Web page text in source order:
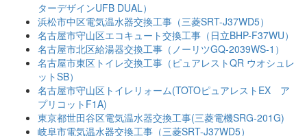
ターデザインUFB DUAL）
浜松市中区電気温水器交換工事（三菱SRT-J37WD5）
名古屋市守山区エコキュート交換工事（日立BHP-F37WU）
名古屋市北区給湯器交換工事（ノーリツGQ-2039WS-1）
名古屋市東区トイレ交換工事（ピュアレストQR ウオシュレ
ットSB）
名古屋市守山区トイレリォーム(TOTOピュアレストEX ア
プリコットF1A)
東京都世田谷区電気温水器交換工事(三菱電機SRG-201G)
岐阜市電気温水器交換工事（三菱SRT-J37WD5）